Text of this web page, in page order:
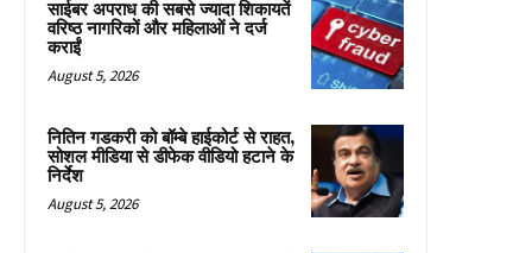
साईबर अपराध की सबसे ज्यादा शिकायतें
वरिष्ठ नागरिकों और महिलाओं ने दर्ज
कराईं
August 5, 2026
नितिन गडकरी को बॉम्बे हाईकोर्ट से राहत,
सोशल मीडिया से डीफेक वीडियो हटाने के
निर्देश
August 5, 2026